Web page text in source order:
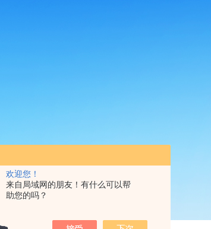
欢迎您！
来自局域网的朋友！有什么可以帮
助您的吗？